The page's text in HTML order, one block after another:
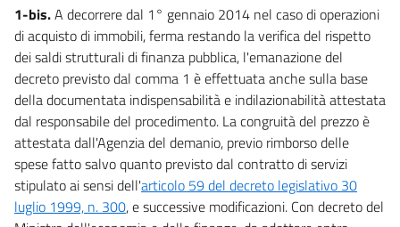
25
Titolo II
DISPOSIZIONI PER LO SVILUPPO
26
27
28
29
30
31
1-bis.A decorrere dal 1° gennaio 2014 nel caso di operazioni
di acquisto di immobili, ferma restando la verifica del rispetto
dei saldi strutturali di finanza pubblica, l'emanazione del
decreto previsto dal comma 1 è effettuata anche sulla base
della documentata indispensabilità e indilazionabilità attestata
dal responsabile del procedimento. La congruità del prezzo è
attestata dall'Agenzia del demanio, previo rimborso delle
spese fatto salvo quanto previsto dal contratto di servizi
stipulato ai sensi dell'articolo 59 del decreto legislativo 30
luglio 1999, n. 300, e successive modificazioni. Con decreto del